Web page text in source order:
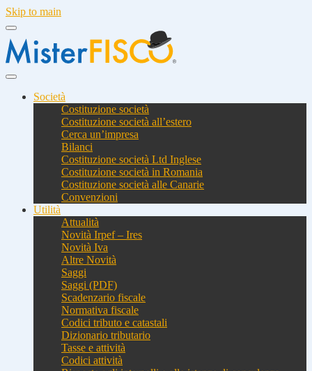
Skip to main
Società
Costituzione società
Costituzione società all’estero
Cerca un’impresa
Bilanci
Costituzione società Ltd Inglese
Costituzione società in Romania
Costituzione società alle Canarie
Convenzioni
Utilità
Attualità
Novità Irpef – Ires
Novità Iva
Altre Novità
Saggi
Saggi (PDF)
Scadenzario fiscale
Normativa fiscale
Codici tributo e catastali
Dizionario tributario
Tasse e attività
Codici attività